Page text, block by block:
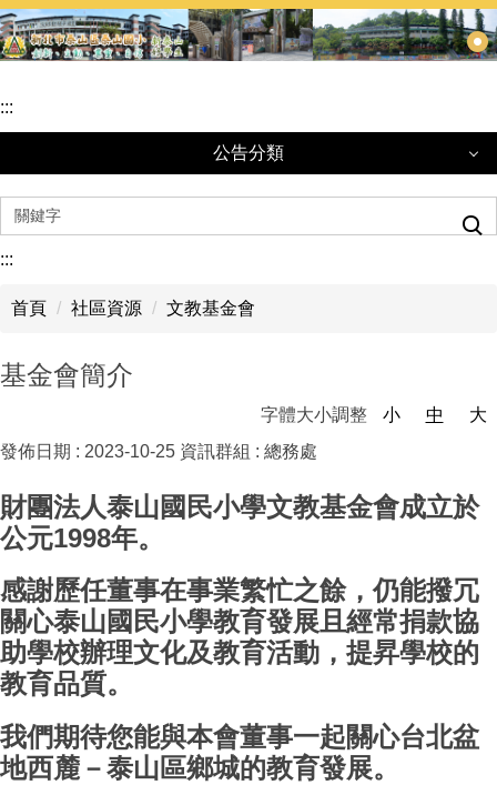
跳
到
區
:::
公告分類
轉知訊息
學生活動訊息
每月菜單
教師活動訊息
人事室公告
師生榮譽榜
:::
首頁 社區資源 文教基金會
基金會簡介
字體大小調整 小 中
大
發佈日期 : 2023-10-25 資訊群組 : 總務處
財團法人泰山國民小學文教基金會成立於
公元1998年。
感謝歷任董事在事業繁忙之餘，仍能撥冗
關心泰山國民小學教育發展且經常捐款協
助學校辦理文化及教育活動，提昇學校的
教育品質。
我們期待您能與本會董事一起關心台北盆
地西麓－泰山區鄉城的教育發展。